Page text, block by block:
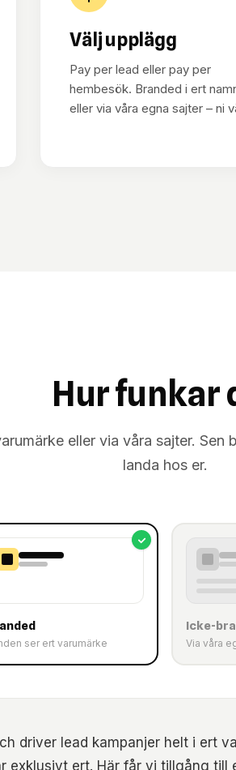
Välj upplägg
Pay per lead eller pay per
hembesök. Branded i ert
eller via våra egna sajter – ni
Hur funkar
eller via våra sajter. Sen
landa hos er.
ser ert varumärke
Icke-
Via våra
driver lead kampanjer helt i ert
exklusivt ert. Här får vi tillgång till